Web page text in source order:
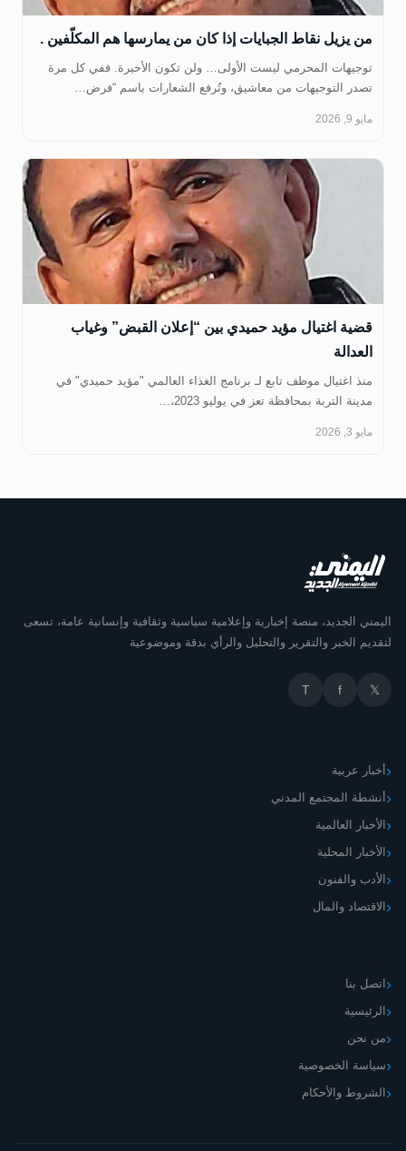
من يزيل نقاط الجبايات إذا كان من يمارسها هم المكلّفين .
توجيهات المحرمي ليست الأولى… ولن تكون الأخيرة. ففي كل مرة
تصدر التوجيهات من معاشيق، وتُرفع الشعارات باسم “فرض…
مايو 9, 2026
قضية اغتيال مؤيد حميدي بين “إعلان القبض” وغياب
العدالة
منذ اغتيال موظف تابع لـ برنامج الغذاء العالمي "مؤيد حميدي" في
مدينة التربة بمحافظة تعز في يوليو 2023،…
مايو 3, 2026
اليمني الجديد، منصة إخبارية وإعلامية سياسية وثقافية وإنسانية عامة، تسعى
لتقديم الخبر والتقرير والتحليل والرأي بدقة وموضوعية
𝕏
f
T
أخبار عربية
أنشطة المجتمع المدني
الأخبار العالمية
الأخبار المحلية
الأدب والفنون
الاقتصاد والمال
اتصل بنا
الرئيسية
من نحن
سياسة الخصوصية
الشروط والأحكام